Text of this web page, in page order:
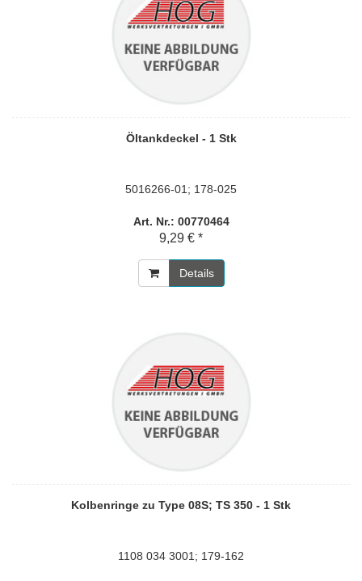
Öltankdeckel - 1 Stk
5016266-01; 178-025
Art. Nr.: 00770464
9,29 € *
Details
Kolbenringe zu Type 08S; TS 350 - 1 Stk
1108 034 3001; 179-162